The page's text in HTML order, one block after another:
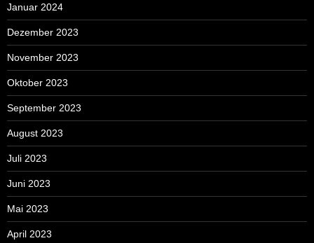
Januar 2024
Dezember 2023
November 2023
Oktober 2023
September 2023
August 2023
Juli 2023
Juni 2023
Mai 2023
April 2023